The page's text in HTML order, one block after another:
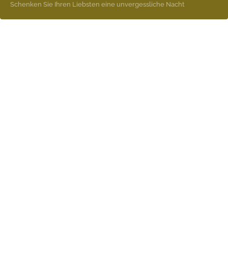
Schenken Sie Ihren Liebsten eine unvergessliche Nacht